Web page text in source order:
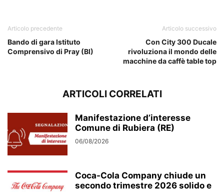
Articolo precedente
Bando di gara Istituto
Comprensivo di Pray (BI)
Articolo successivo
Con City 300 Ducale
rivoluziona il mondo delle
macchine da caffè table top
ARTICOLI CORRELATI
Manifestazione d’interesse
Comune di Rubiera (RE)
06/08/2026
Coca-Cola Company chiude un
secondo trimestre 2026 solido e